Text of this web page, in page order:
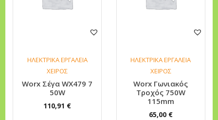
ΗΛΕΚΤΡΙΚΑ ΕΡΓΑΛΕΙΑ
ΧΕΙΡΟΣ
Worx Σέγα WX479 7
50W
110,91 €
ΗΛΕΚΤΡΙΚΑ ΕΡΓΑΛΕΙΑ
ΧΕΙΡΟΣ
Worx Γωνιακός
Τροχός 750W
115mm
65,00 €